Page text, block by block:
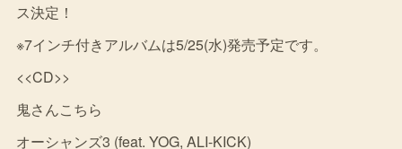
ス決定！
※7インチ付きアルバムは5/25(水)発売予定です。
<<CD>>
鬼さんこちら
オーシャンズ3 (feat. YOG, ALI-KICK)